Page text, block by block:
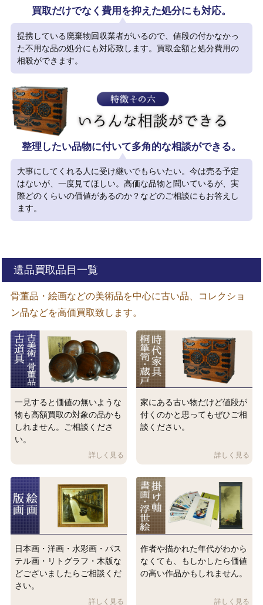
買取だけでなく費用を抑えた処分にも対応。
提携している廃棄物回収業者がいるので、値段の付かなかっ
た不用な品の処分にも対応致します。買取金額と処分費用の
相殺ができます。
整理したい品物に付いて多角的な相談ができる。
大事にしてくれる人に受け継いでもらいたい。今は売る予定
はないが、一度見てほしい。高価な品物と聞いているが、実
際どのくらいの価値があるのか？などのご相談にもお答えし
ます。
遺品買取品目一覧
骨董品・絵画などの美術品を中心に古い品、コレクショ
ン品などを高価買取致します。
一見すると価値の無いような
物も高額買取の対象の品かも
しれません。ご相談くださ
い。
家にある古い物だけど値段が
付くのかと思ってもぜひご相
談ください。
日本画・洋画・水彩画・パス
テル画・リトグラフ・木版な
どございましたらご相談くだ
さい。
作者や描かれた年代がわから
なくても、もしかしたら価値
の高い作品かもしれません。